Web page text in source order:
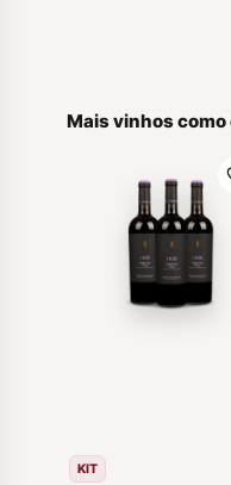
Mais vinhos como
KIT